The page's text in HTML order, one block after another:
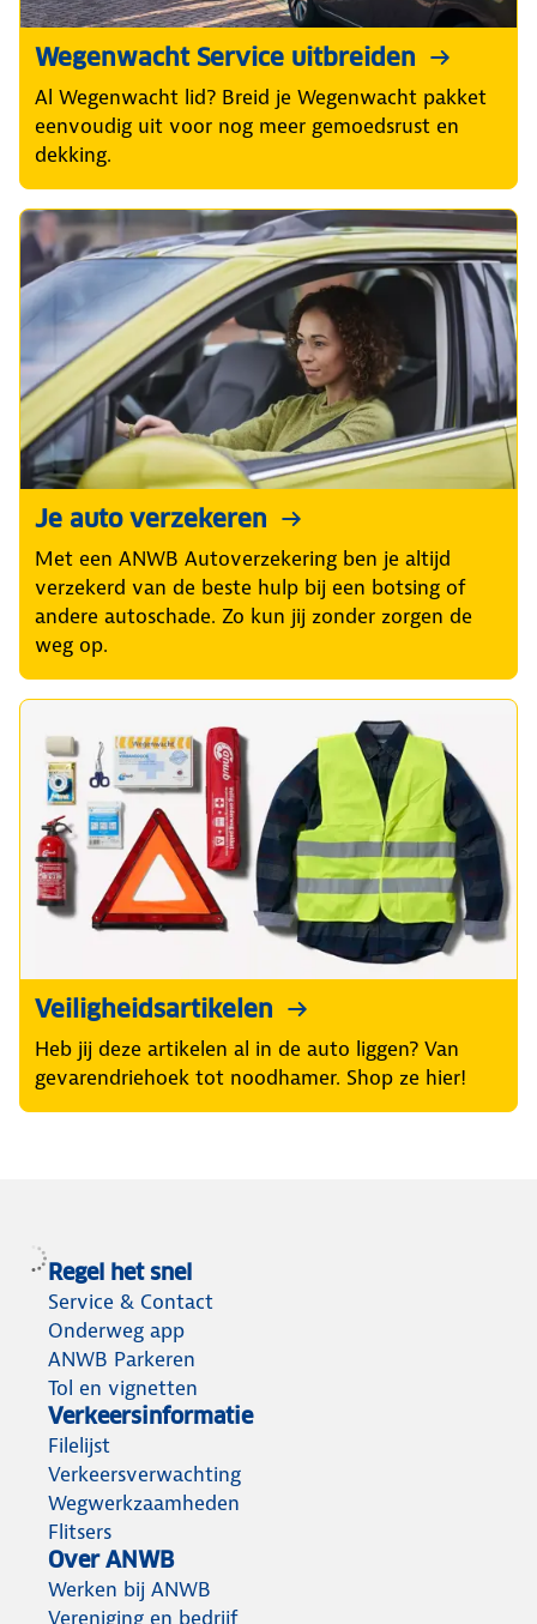
Wegenwacht Service uitbreiden
Al Wegenwacht lid? Breid je Wegenwacht pakket
eenvoudig uit voor nog meer gemoedsrust en
dekking.
Je auto verzekeren
Met een ANWB Autoverzekering ben je altijd
verzekerd van de beste hulp bij een botsing of
andere autoschade. Zo kun jij zonder zorgen de
weg op.
Veiligheidsartikelen
Heb jij deze artikelen al in de auto liggen? Van
gevarendriehoek tot noodhamer. Shop ze hier!
Regel het snel
Service & Contact
Onderweg app
ANWB Parkeren
Tol en vignetten
Verkeersinformatie
Filelijst
Verkeersverwachting
Wegwerkzaamheden
Flitsers
Over ANWB
Werken bij ANWB
Vereniging en bedrijf